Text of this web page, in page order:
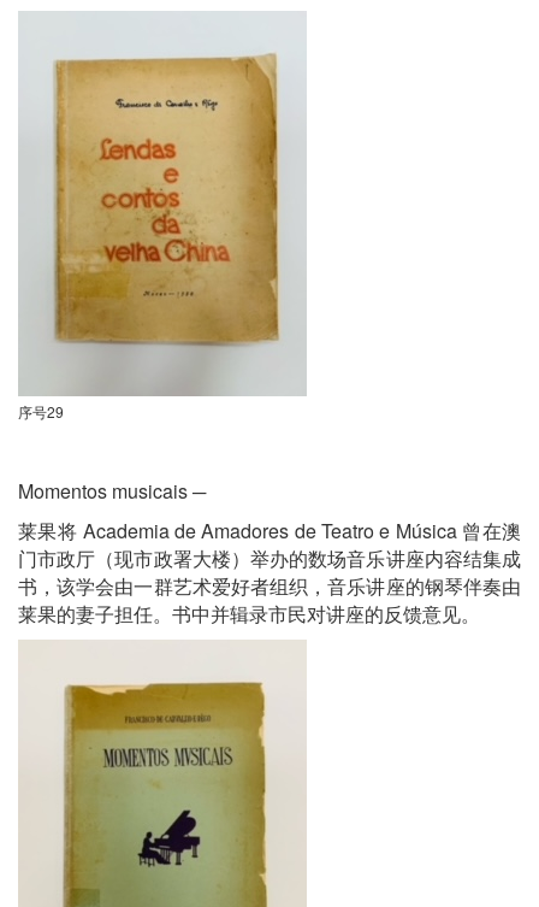
序号29
Momentos musicais ─
莱果将 Academia de Amadores de Teatro e Música 曾在澳
门市政厅（现市政署大楼）举办的数场音乐讲座内容结集成
书，该学会由一群艺术爱好者组织，音乐讲座的钢琴伴奏由
莱果的妻子担任。书中并辑录市民对讲座的反馈意见。